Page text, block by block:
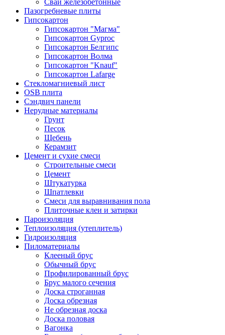
Пазогребневые плиты
Гипсокартон
Гипсокартон "Магма"
Гипсокартон Gyproc
Гипсокартон Белгипс
Гипсокартон Волма
Гипсокартон "Knauf"
Гипсокартон Lafarge
Стекломагниевый лист
OSB плита
Сэндвич панели
Нерудные материалы
Грунт
Песок
Щебень
Керамзит
Цемент и сухие смеси
Строительные смеси
Цемент
Штукатурка
Шпатлевки
Смеси для выравнивания пола
Плиточные клеи и затирки
Пароизоляция
Теплоизоляция (утеплитель)
Гидроизоляция
Пиломатериалы
Клееный брус
Обычный брус
Профилированный брус
Брус малого сечения
Доска строганная
Доска обрезная
Не обрезная доска
Доска половая
Вагонка